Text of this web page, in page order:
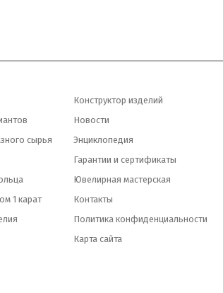
сырья
1 карат
Конструктор изделий
Новости
Энциклопедия
Гарантии и сертификаты
Ювелирная мастерская
Контакты
Политика конфиденциальности
Карта сайта